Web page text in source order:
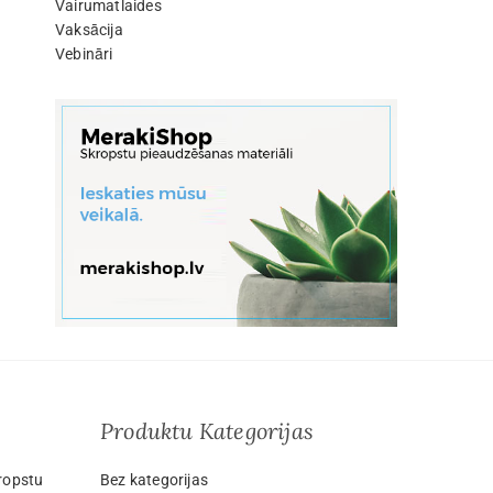
Vairumatlaides
Vaksācija
Vebināri
Produktu Kategorijas
Bez kategorijas